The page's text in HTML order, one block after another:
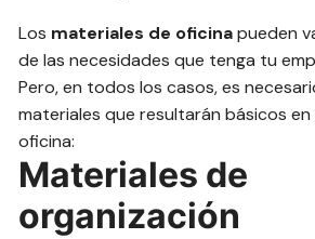
Los materiales de oficinapueden
de las necesidades que tenga tu
Pero, en todos los casos, es
materiales que resultarán básicos
oficina:
Materiales de
organización